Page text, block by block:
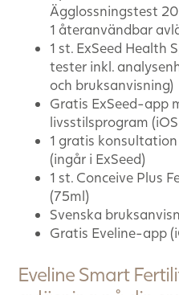
Ägglossningstest
1 återanvändbar
1 st. ExSeed Health
tester inkl.
och bruksanvisning)
Gratis ExSeed-app
livsstilsprogram
1 gratis
(ingår i ExSeed)
1 st. Conceive Plus
(75ml)
Svenska
Gratis Eveline-app
Eveline Smart